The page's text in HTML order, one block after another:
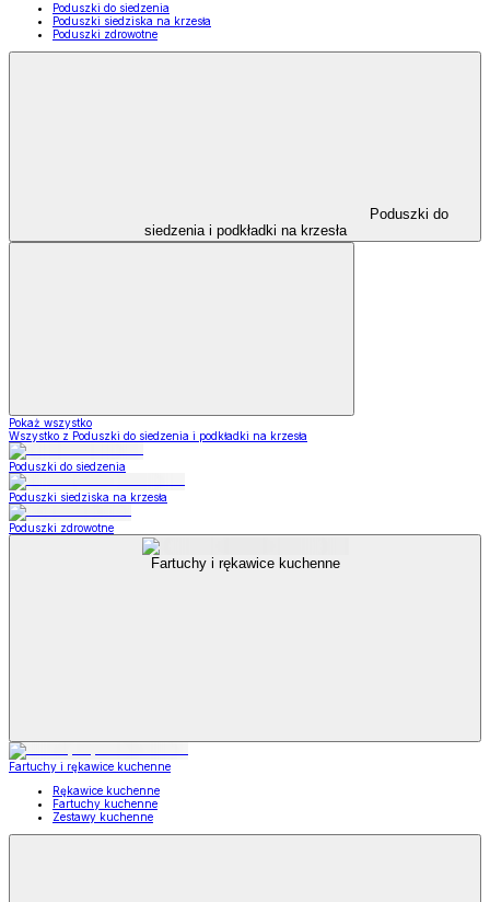
Poduszki do siedzenia
Poduszki siedziska na krzesła
Poduszki zdrowotne
Poduszki do
siedzenia i podkładki na krzesła
Pokaż wszystko
Wszystko z Poduszki do siedzenia i podkładki na krzesła
Poduszki do siedzenia
Poduszki siedziska na krzesła
Poduszki zdrowotne
Fartuchy i rękawice kuchenne
Fartuchy i rękawice kuchenne
Rękawice kuchenne
Fartuchy kuchenne
Zestawy kuchenne